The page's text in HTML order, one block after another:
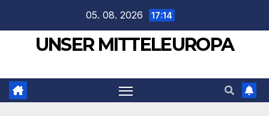
springen
05. 08. 2026 17:14
UNSER MITTELEUROPA